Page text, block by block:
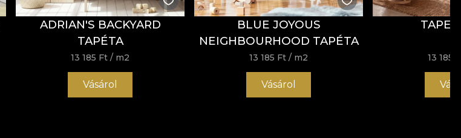
ADRIAN'S BACKYARD
TAPÉTA
13 185 Ft / m2
Vásárol
BLUE JOYOUS
NEIGHBOURHOOD TAPÉTA
13 185 Ft / m2
Vásárol
13 185